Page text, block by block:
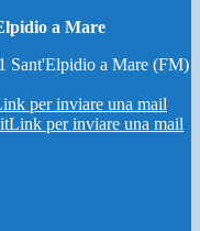
a Mare
Sant'Elpidio a Mare (FM)
per inviare una mail
Link per inviare una mail